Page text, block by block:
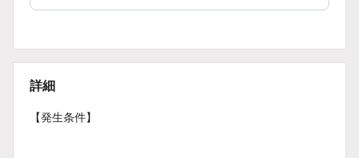
詳細
【発生条件】